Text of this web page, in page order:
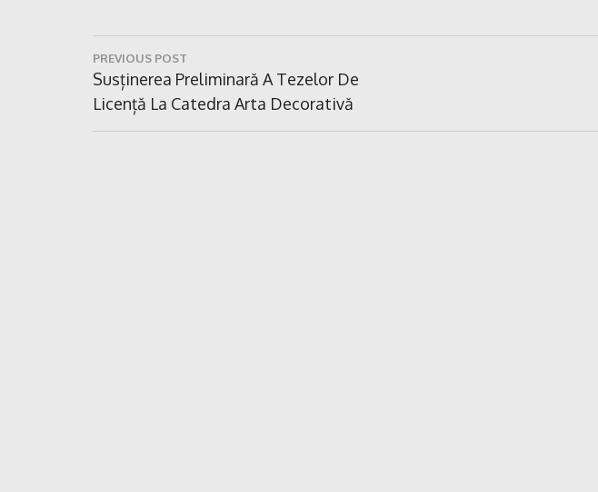
Navigare
în
articole
PREVIOUS POST
Previous
Post:
Susținerea Preliminară A Tezelor De
Licență La Catedra Arta Decorativă